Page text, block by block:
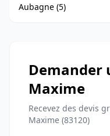
Aubagne (5)
Demander
Maxime
Recevez des devis
Maxime (83120)